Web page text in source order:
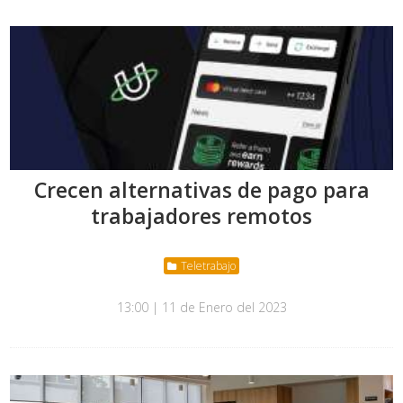
Crecen alternativas de pago para
trabajadores remotos
Teletrabajo
13:00 | 11 de Enero del 2023